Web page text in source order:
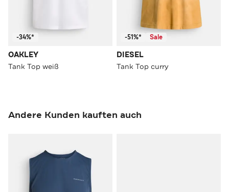
-34%*
OAKLEY
Tank Top weiß
-51%* Sale
DIESEL
Tank Top curry
Andere Kunden kauften auch